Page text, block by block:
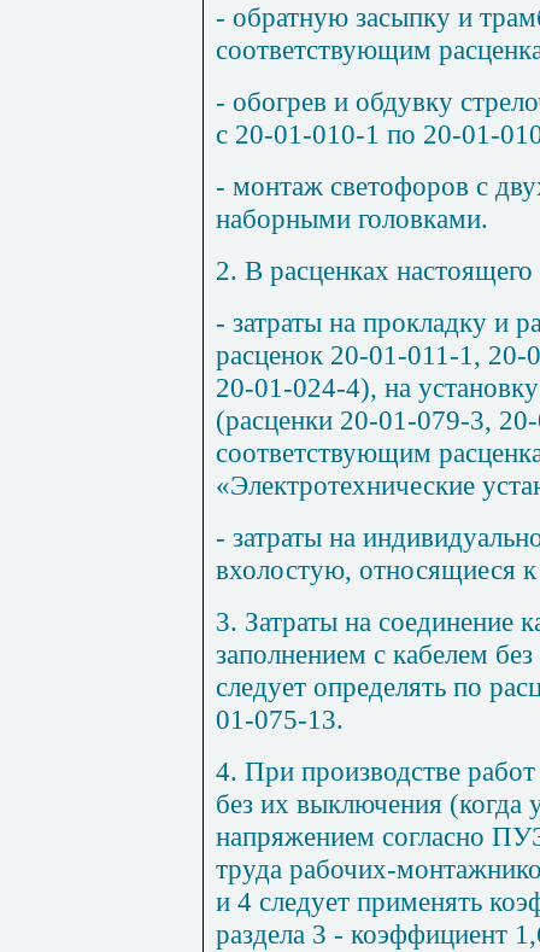
- обратную засыпку и
соответствующим
- обогрев и обдувку
с 20-01-010-1 по 20-01-
- монтаж светофоров с дву
наборными головками.
2. В расценках
- затраты на прокладку и
расценок 20-01-011-1,
20-01-024-4), на
(расценки 20-01-079-3,
соответствующим
«Электротехнические
- затраты на
вхолостую, относящиеся
3. Затраты на соединение
заполнением с кабелем
следует определять по
01-075-13.
4. При производстве
без их выключения (когда
напряжением согласно
труда рабочих-
и 4 следует применять
раздела 3 - коэффициент